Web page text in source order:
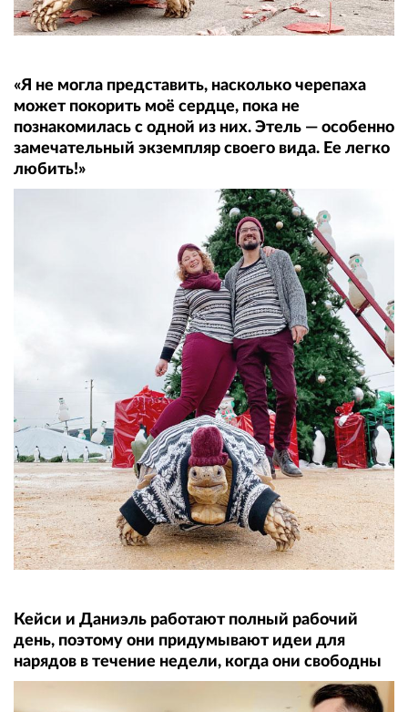
«Я не могла представить, насколько черепаха
может покорить моё сердце, пока не
познакомилась с одной из них. Этель — особенно
замечательный экземпляр своего вида. Ее легко
любить!»
Кейси и Даниэль работают полный рабочий
день, поэтому они придумывают идеи для
нарядов в течение недели, когда они свободны